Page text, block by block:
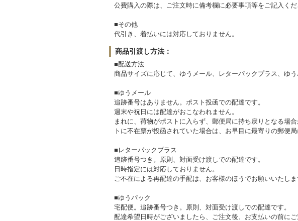
公費購入の際は、ご注文時に備考欄に必要事項等をご記入くだ
■その他
代引き、着払いには対応しておりません。
商品引渡し方法：
■配送方法
商品サイズに応じて、ゆうメール、レターパックプラス、ゆ
■ゆうメール
追跡番号はありません。ポスト投函での配達です。
週末や祝日には配達がおこなわれません。
まれに、荷物がポストに入らず、郵便局に持ち戻りとなる場
トに不在票が投函されていた場合は、お早目に最寄りの郵便局
■レターパックプラス
追跡番号つき。原則、対面受け渡しでの配達です。
日時指定には対応しておりません。
ご不在による再配達の手配は、お客様のほうでお願いいたしま
■ゆうパック
宅配便。追跡番号つき。原則、対面受け渡しでの配達です。
配達希望日時がございましたら、ご注文後、お支払いの前に